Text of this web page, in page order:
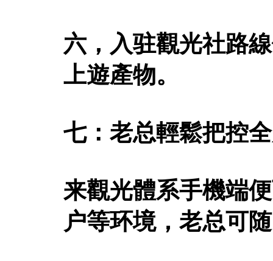
六，入驻觀光社路
上遊產物。
七：老总輕鬆把控
来觀光體系手機端
户等环境，老总可